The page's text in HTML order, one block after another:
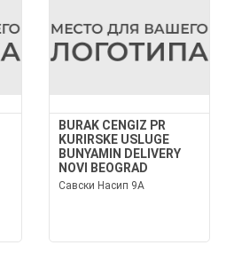
BURAK CENGIZ PR
KURIRSKE USLUGE
BUNYAMIN DELIVERY
NOVI BEOGRAD
Савски Насип 9А